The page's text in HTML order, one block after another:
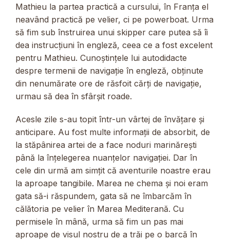
Mathieu la partea practică a cursului, în Franța el
neavând practică pe velier, ci pe powerboat. Urma
să fim sub înstruirea unui skipper care putea să îi
dea instrucțiuni în engleză, ceea ce a fost excelent
pentru Mathieu. Cunoștințele lui autodidacte
despre termenii de navigație în engleză, obținute
din nenumărate ore de răsfoit cărți de navigație,
urmau să dea în sfârșit roade.
Acesle zile s-au topit într-un vârtej de învățare și
anticipare. Au fost multe informații de absorbit, de
la stăpânirea artei de a face noduri marinărești
până la înțelegerea nuanțelor navigației. Dar în
cele din urmă am simțit că aventurile noastre erau
la aproape tangibile. Marea ne chema și noi eram
gata să-i răspundem, gata să ne îmbarcăm în
călătoria pe velier în Marea Mediterană. Cu
permisele în mână, urma să fim un pas mai
aproape de visul nostru de a trăi pe o barcă în